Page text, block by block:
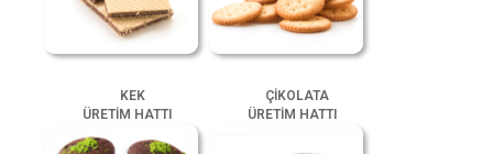
KEK
ÜRETİM HATTI
ÇİKOLATA
ÜRETİM HATTI